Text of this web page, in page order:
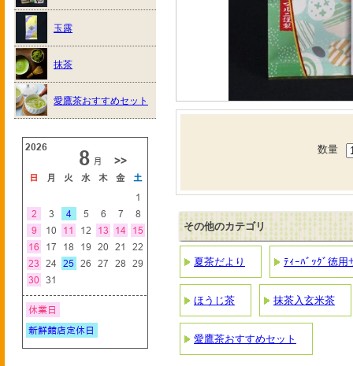
数量
その他のカテゴリ
夏茶だより ﾃｨｰﾊﾞｯｸﾞ徳用
ほうじ茶 抹茶入玄米茶
愛鷹茶おすすめセット
玉露
抹茶
愛鷹茶おすすめセット